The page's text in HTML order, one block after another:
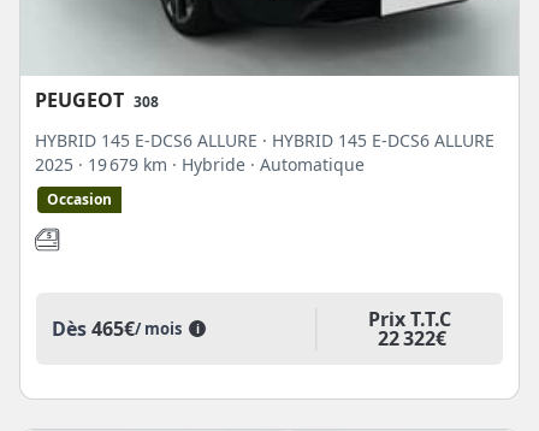
PEUGEOT 308
HYBRID 145 E-DCS6 ALLURE · HYBRID 145 E-DCS6 ALLURE
2025 · 19 679 km · Hybride · Automatique
Occasion
Dès465€/ mois i Prix T.T.C
22 322€